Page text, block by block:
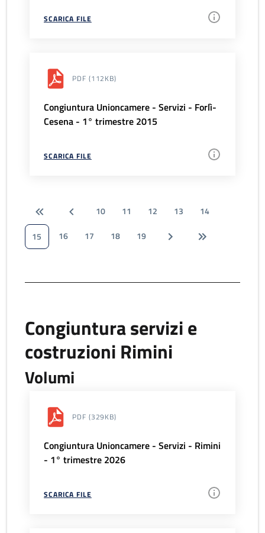
SCARICA FILE
PDF (112KB)
Congiuntura Unioncamere - Servizi - Forlì-
Cesena - 1° trimestre 2015
SCARICA FILE
10 11 12 13
14
15
16 17 18 19
Congiuntura servizi e
costruzioni Rimini
Volumi
PDF (329KB)
Congiuntura Unioncamere - Servizi - Rimini
- 1° trimestre 2026
SCARICA FILE